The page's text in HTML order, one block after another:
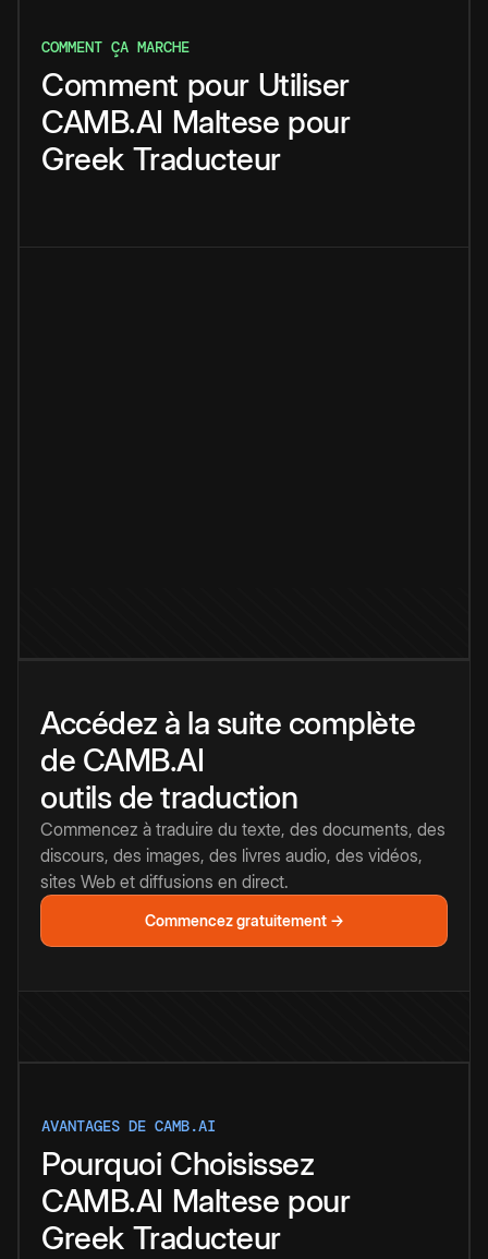
COMMENT ÇA MARCHE
Comment pour Utiliser
CAMB.AI Maltese pour
Greek Traducteur
Accédez à la suite complète
de CAMB.AI
outils de traduction
Commencez à traduire du texte, des documents, des
discours, des images, des livres audio, des vidéos,
sites Web et diffusions en direct.
Commencez gratuitement →
AVANTAGES DE CAMB.AI
Pourquoi Choisissez
CAMB.AI Maltese pour
Greek Traducteur